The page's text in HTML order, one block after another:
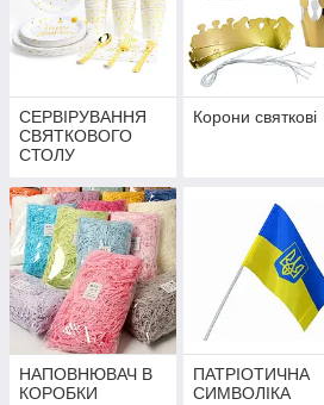
СЕРВІРУВАННЯ
СВЯТКОВОГО
СТОЛУ
Корони святкові
НАПОВНЮВАЧ В
КОРОБКИ
ПАТРІОТИЧНА
СИМВОЛІКА